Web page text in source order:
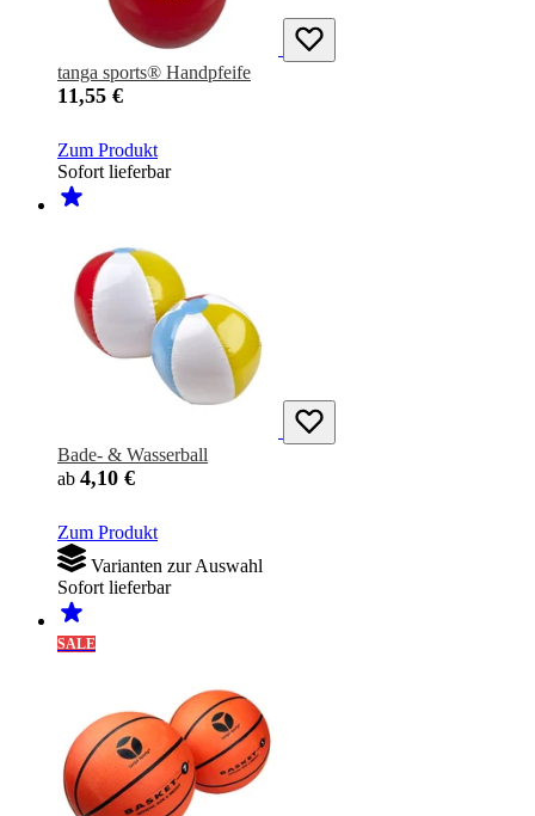
tanga sports® Handpfeife
11,55 €
Zum Produkt
Sofort lieferbar
Bade- & Wasserball
ab 4,10 €
Zum Produkt
Varianten zur Auswahl
Sofort lieferbar
SALE